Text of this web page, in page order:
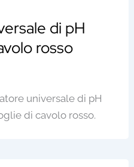
di pH
rosso
universale di pH
di cavolo rosso.